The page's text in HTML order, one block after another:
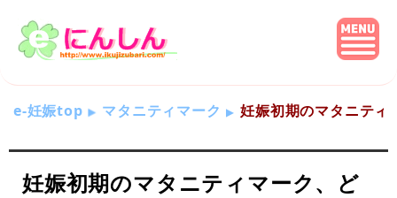
e-妊娠top マタニティマーク 妊娠初期のマタニティ
妊娠初期のマタニティマーク、ど